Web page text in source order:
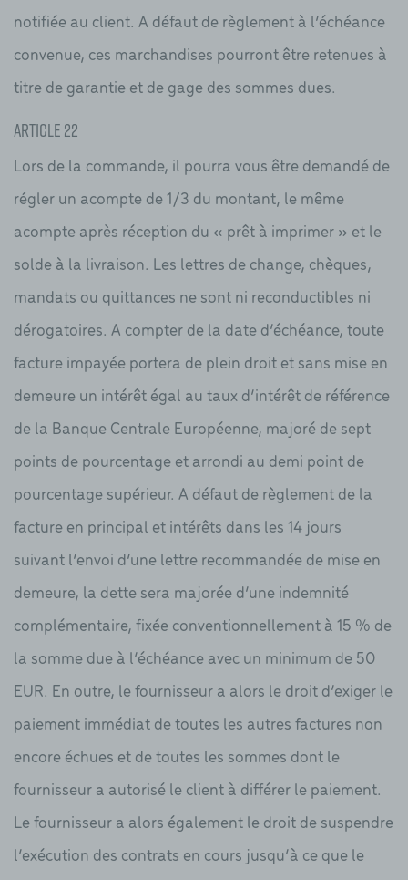
notifiée au client. A défaut de règlement à l’échéance
convenue, ces marchandises pourront être retenues à
titre de garantie et de gage des sommes dues.
Article 22
Lors de la commande, il pourra vous être demandé de
régler un acompte de 1/3 du montant, le même
acompte après réception du « prêt à imprimer » et le
solde à la livraison. Les lettres de change, chèques,
mandats ou quittances ne sont ni reconductibles ni
dérogatoires. A compter de la date d’échéance, toute
facture impayée portera de plein droit et sans mise en
demeure un intérêt égal au taux d’intérêt de référence
de la Banque Centrale Européenne, majoré de sept
points de pourcentage et arrondi au demi point de
pourcentage supérieur. A défaut de règlement de la
facture en principal et intérêts dans les 14 jours
suivant l’envoi d’une lettre recommandée de mise en
demeure, la dette sera majorée d’une indemnité
complémentaire, fixée conventionnellement à 15 % de
la somme due à l’échéance avec un minimum de 50
EUR. En outre, le fournisseur a alors le droit d’exiger le
paiement immédiat de toutes les autres factures non
encore échues et de toutes les sommes dont le
fournisseur a autorisé le client à différer le paiement.
Le fournisseur a alors également le droit de suspendre
l’exécution des contrats en cours jusqu’à ce que le